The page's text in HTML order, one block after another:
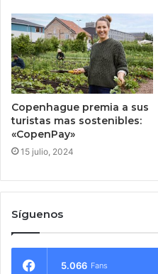
Copenhague premia a sus
turistas mas sostenibles:
«CopenPay»
15 julio, 2024
Síguenos
5.066 Fans